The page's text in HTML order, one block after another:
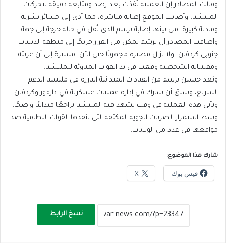
وقالت المصادر إن العملية نُفذت بعد رصد ومتابعة دقيقة لتحركات
المليشيا، وأصابت الموقع إصابة مباشرة، مما أدى إلى خسائر بشرية
ومادية كبيرة، من بينها إصابة برشم الذي نُقل في حالة حرجة إلى جهة
وأضافت المصادر أن برشم تمكن من الفرار جريحًا إلى منطقة الدبيبات
جنوبي كردفان، ولا يزال مصيره مجهولًا حتى الآن، مشيرة إلى أن عربته
ومقتنياته الشخصية وقعت في يد القوات المناوئة للمليشيا.
ويُعد حسين برشم من القيادات الميدانية البارزة في مليشيا الدعم
السريع، وسبق أن شارك في إدارة عمليات عسكرية في دارفور وكردفان.
وتأتي هذه العملية في وقت تشهد فيه المليشيا تراجعًا ميدانيًا واضحًا،
وسط استمرار الضربات الجوية المكثفة التي تنفذها القوات النظامية ضد
مواقعها في عدد من الولايات.
شارك هذا الموضوع:
فيس بوك X
نسخ الرابط